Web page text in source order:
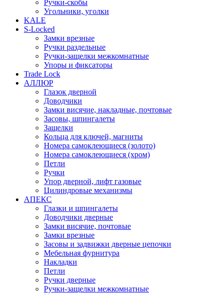
Ручки-скобы
Угольники, уголки
KALE
S-Locked
Замки врезные
Ручки раздельные
Ручки-защелки межкомнатные
Упоры и фиксаторы
Trade Lock
АЛЛЮР
Глазок дверной
Доводчики
Замки висячие, накладные, почтовые
Засовы, шпингалеты
Защелки
Кольца для ключей, магниты
Номера самоклеющиеся (золото)
Номера самоклеющиеся (хром)
Петли
Ручки
Упор дверной, лифт газовые
Цилиндровые механизмы
АПЕКС
Глазки и шпингалеты
Доводчики дверные
Замки висячие, почтовые
Замки врезные
Засовы и задвижки дверные цепочки
Мебельная фурнитура
Накладки
Петли
Ручки дверные
Ручки-защелки межкомнатные